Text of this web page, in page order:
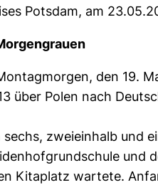
Potsdam, am
den 19.
über Polen nach
zweieinhalb und
und
Kitaplatz wartete.